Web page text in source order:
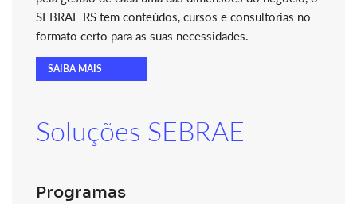
SEBRAE RS tem conteúdos, cursos e consultorias no
formato certo para as suas necessidades.
SAIBA MAIS
Soluções SEBRAE
Programas